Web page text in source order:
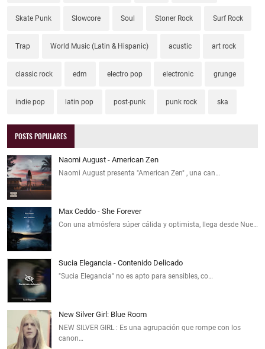
Skate Punk Slowcore Soul Stoner Rock Surf Rock
Trap World Music (Latin & Hispanic) acustic art rock
classic rock edm electro pop electronic grunge
indie pop latin pop post-punk punk rock ska
POSTS POPULARES
Naomi August - American Zen
Naomi August presenta "American Zen" , una can…
Max Ceddo - She Forever
Con una atmósfera súper cálida y optimista, llega desde Nue…
Sucia Elegancia - Contenido Delicado
"Sucia Elegancia" no es apto para sensibles, co…
New Silver Girl: Blue Room
NEW SILVER GIRL : Es una agrupación que rompe con los
canon…